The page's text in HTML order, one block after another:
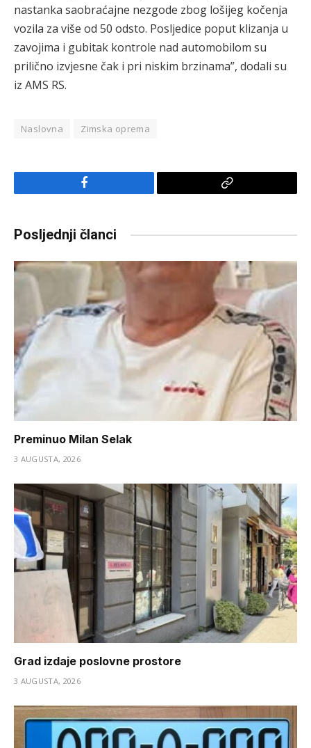
nastanka saobraćajne nezgode zbog lošijeg kočenja
vozila za više od 50 odsto. Posljedice poput klizanja u
zavojima i gubitak kontrole nad automobilom su
prilično izvjesne čak i pri niskim brzinama”, dodali su
iz AMS RS.
Naslovna Zimska oprema
Facebook
Copy
Posljednji članci
Preminuo Milan Selak
3 AUGUSTA, 2026
Grad izdaje poslovne prostore
3 AUGUSTA, 2026